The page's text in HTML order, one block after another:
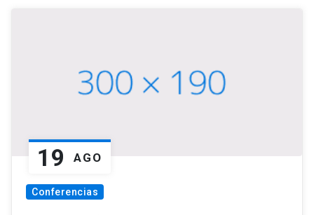
19 AGO
Conferencias